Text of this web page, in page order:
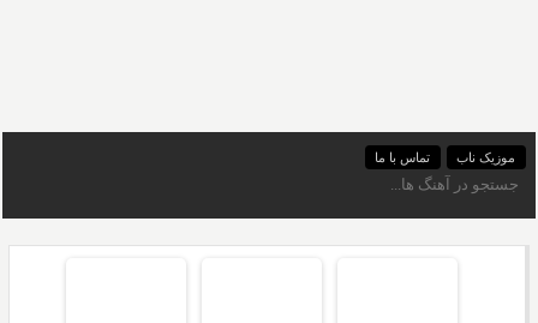
موزیک ناب تماس با ما